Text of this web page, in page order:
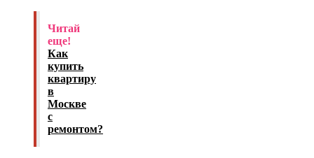
Читай
еще!
Как
купить
квартиру
в
Москве
с
ремонтом?